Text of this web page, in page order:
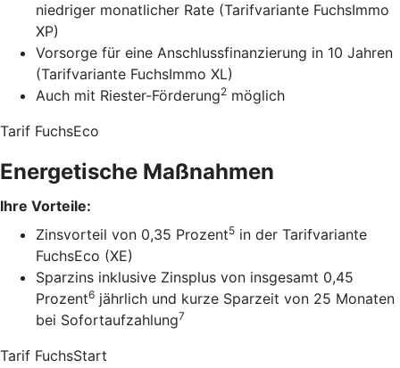
niedriger monatlicher Rate (Tarifvariante FuchsImmo
XP)
Vorsorge für eine Anschlussfinanzierung in 10 Jahren
(Tarifvariante FuchsImmo XL)
Auch mit Riester-Förderung2 möglich
Tarif FuchsEco
Energetische Maßnahmen
Ihre Vorteile:
Zinsvorteil von 0,35 Prozent5 in der Tarifvariante
FuchsEco (XE)
Sparzins inklusive Zinsplus von insgesamt 0,45
Prozent6 jährlich und kurze Sparzeit von 25 Monaten
bei Sofortaufzahlung7
Tarif FuchsStart